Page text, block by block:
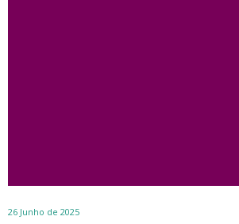
26 Junho de 2025